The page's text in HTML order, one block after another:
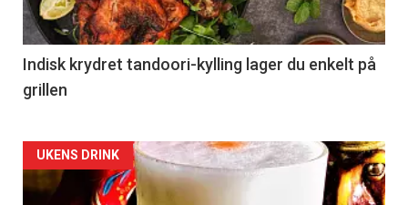
Indisk krydret tandoori-kylling lager du enkelt på
grillen
Forsiden
akkurat
UKENS DRINK